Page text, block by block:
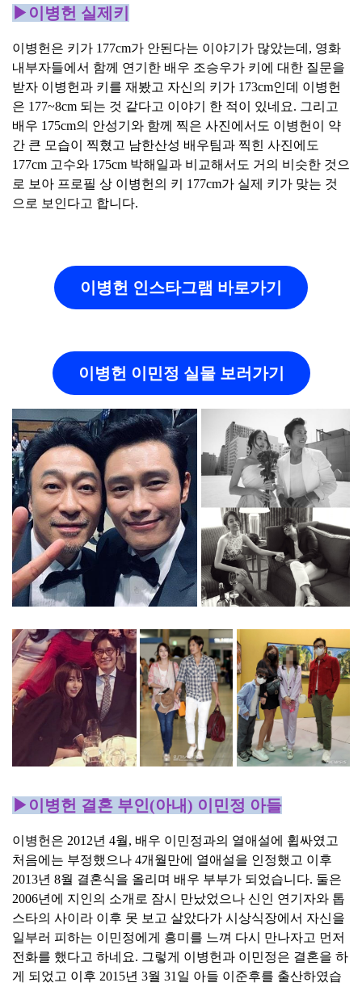
▶이병헌 실제키
이병헌은 키가 177cm가 안된다는 이야기가 많았는데, 영화
내부자들에서 함께 연기한 배우 조승우가 키에 대한 질문을
받자 이병헌과 키를 재봤고 자신의 키가 173cm인데 이병헌
은 177~8cm 되는 것 같다고 이야기 한 적이 있네요. 그리고
배우 175cm의 안성기와 함께 찍은 사진에서도 이병헌이 약
간 큰 모습이 찍혔고 남한산성 배우팀과 찍힌 사진에도
177cm 고수와 175cm 박해일과 비교해서도 거의 비슷한 것으
로 보아 프로필 상 이병헌의 키 177cm가 실제 키가 맞는 것
으로 보인다고 합니다.
이병헌 인스타그램 바로가기
이병헌 이민정 실물 보러가기
▶이병헌 결혼 부인(아내) 이민정 아들
이병헌은 2012년 4월, 배우 이민정과의 열애설에 휩싸였고
처음에는 부정했으나 4개월만에 열애설을 인정했고 이후
2013년 8월 결혼식을 올리며 배우 부부가 되었습니다. 둘은
2006년에 지인의 소개로 잠시 만났었으나 신인 연기자와 톱
스타의 사이라 이후 못 보고 살았다가 시상식장에서 자신을
일부러 피하는 이민정에게 흥미를 느껴 다시 만나자고 먼저
전화를 했다고 하네요. 그렇게 이병헌과 이민정은 결혼을 하
게 되었고 이후 2015년 3월 31일 아들 이준후를 출산하였습